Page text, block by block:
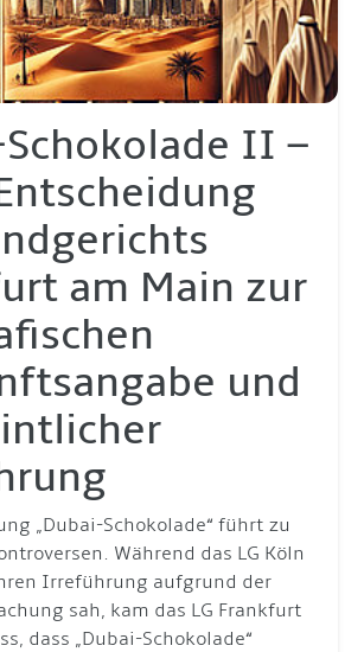
II –
am Main zur
und
„Dubai-Schokolade“ führt zu
Während das LG Köln
Irreführung aufgrund der
sah, kam das LG Frankfurt
dass „Dubai-Schokolade“